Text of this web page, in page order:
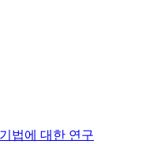
법에 대한 연구